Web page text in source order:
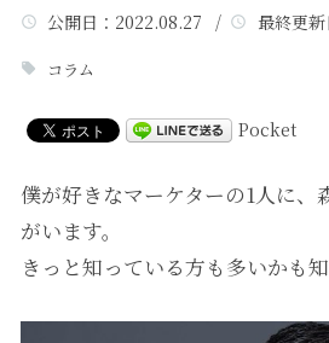
公開日 ：2022.08.27 / 最終更新
コラム
Pocket
僕が好きなマーケターの1人に、
がいます。
きっと知っている方も多いかも知